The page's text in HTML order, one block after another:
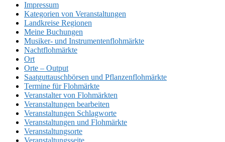
Impressum
Kategorien von Veranstaltungen
Landkreise Regionen
Meine Buchungen
Musiker- und Instrumentenflohmärkte
Nachtflohmärkte
Ort
Orte – Output
Saatguttauschbörsen und Pflanzenflohmärkte
Termine für Flohmärkte
Veranstalter von Flohmärkten
Veranstaltungen bearbeiten
Veranstaltungen Schlagworte
Veranstaltungen und Flohmärkte
Veranstaltungsorte
Veranstaltungsseite